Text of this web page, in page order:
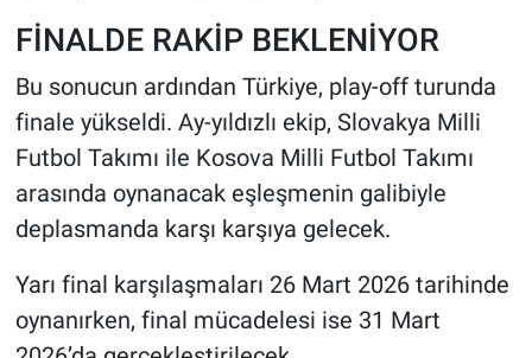
FİNALDE RAKİP BEKLENİYOR
Bu sonucun ardından Türkiye, play-off turunda
finale yükseldi. Ay-yıldızlı ekip, Slovakya Milli
Futbol Takımı ile Kosova Milli Futbol Takımı
arasında oynanacak eşleşmenin galibiyle
deplasmanda karşı karşıya gelecek.
Yarı final karşılaşmaları 26 Mart 2026 tarihinde
oynanırken, final mücadelesi ise 31 Mart